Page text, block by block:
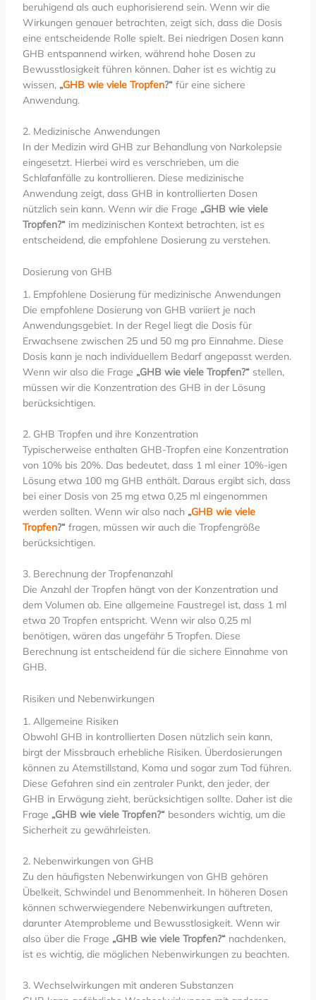
beruhigend als auch euphorisierend sein. Wenn wir die
Wirkungen genauer betrachten, zeigt sich, dass die Dosis
eine entscheidende Rolle spielt. Bei niedrigen Dosen kann
GHB entspannend wirken, während hohe Dosen zu
Bewusstlosigkeit führen können. Daher ist es wichtig zu
wissen, „GHB wie viele Tropfen?“für eine sichere
Anwendung.
2. Medizinische Anwendungen
In der Medizin wird GHB zur Behandlung von Narkolepsie
eingesetzt. Hierbei wird es verschrieben, um die
Schlafanfälle zu kontrollieren. Diese medizinische
Anwendung zeigt, dass GHB in kontrollierten Dosen
nützlich sein kann. Wenn wir die Frage „GHB wie viele
Tropfen?“im medizinischen Kontext betrachten, ist es
entscheidend, die empfohlene Dosierung zu verstehen.
Dosierung von GHB
1. Empfohlene Dosierung für medizinische Anwendungen
Die empfohlene Dosierung von GHB variiert je nach
Anwendungsgebiet. In der Regel liegt die Dosis für
Erwachsene zwischen 25 und 50 mg pro Einnahme. Diese
Dosis kann je nach individuellem Bedarf angepasst werden.
Wenn wir also die Frage „GHB wie viele Tropfen?“stellen,
müssen wir die Konzentration des GHB in der Lösung
berücksichtigen.
2. GHB Tropfen und ihre Konzentration
Typischerweise enthalten GHB-Tropfen eine Konzentration
von 10% bis 20%. Das bedeutet, dass 1 ml einer 10%-igen
Lösung etwa 100 mg GHB enthält. Daraus ergibt sich, dass
bei einer Dosis von 25 mg etwa 0,25 ml eingenommen
werden sollten. Wenn wir also nach „GHB wie viele
Tropfen?“fragen, müssen wir auch die Tropfengröße
berücksichtigen.
3. Berechnung der Tropfenanzahl
Die Anzahl der Tropfen hängt von der Konzentration und
dem Volumen ab. Eine allgemeine Faustregel ist, dass 1 ml
etwa 20 Tropfen entspricht. Wenn wir also 0,25 ml
benötigen, wären das ungefähr 5 Tropfen. Diese
Berechnung ist entscheidend für die sichere Einnahme von
GHB.
Risiken und Nebenwirkungen
1. Allgemeine Risiken
Obwohl GHB in kontrollierten Dosen nützlich sein kann,
birgt der Missbrauch erhebliche Risiken. Überdosierungen
können zu Atemstillstand, Koma und sogar zum Tod führen.
Diese Gefahren sind ein zentraler Punkt, den jeder, der
GHB in Erwägung zieht, berücksichtigen sollte. Daher ist die
Frage „GHB wie viele Tropfen?“besonders wichtig, um die
Sicherheit zu gewährleisten.
2. Nebenwirkungen von GHB
Zu den häufigsten Nebenwirkungen von GHB gehören
Übelkeit, Schwindel und Benommenheit. In höheren Dosen
können schwerwiegendere Nebenwirkungen auftreten,
darunter Atemprobleme und Bewusstlosigkeit. Wenn wir
also über die Frage „GHB wie viele Tropfen?“nachdenken,
ist es wichtig, die möglichen Nebenwirkungen zu beachten.
3. Wechselwirkungen mit anderen Substanzen